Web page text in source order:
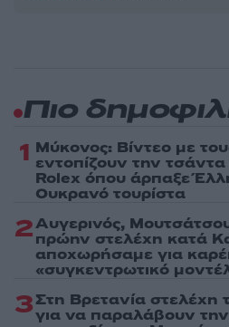
Πιο
1 Μύκονος: Βίντεο με
εντοπίζουν την
Rolex όπου άρπαξε
Ουκρανό τουρίστα
2Αυγερινός,
πρώην στελέχη κατά
αποχωρήσαμε για
«συγκεντρωτικό
3Στη Βρετανία στελέχη
για να παραλάβουν